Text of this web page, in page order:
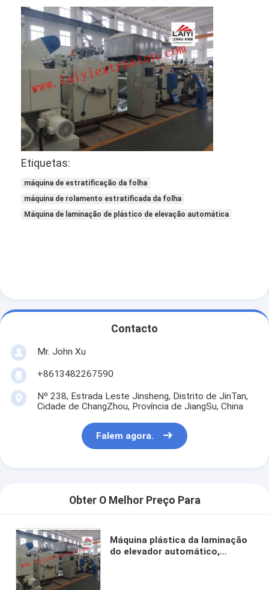
Excursão da fábrica
Controle da qualidade
Notícia
máquina plástica da laminação
Máquina da laminação do revestimento
Etiquetas:
máquina de estratificação da folha
máquina de rolamento estratificada da folha
Máquina de laminação de plástico de elevação automática
Contacto
Mr. John Xu
+8613482267590
Nº 238, Estrada Leste Jinsheng, Distrito de JinTan,
Cidade de ChangZhou, Província de JiangSu, China
Falem agora.
Obter O Melhor Preço Para
Máquina plástica da laminação
do elevador automático,